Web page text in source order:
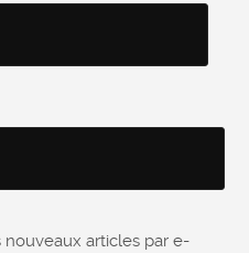
articles par e-